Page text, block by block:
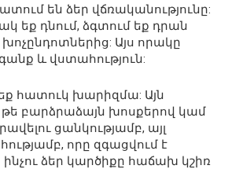
են ձեր վճռականությունը:
եք դնում, ձգտում եք դրան
Այս որակը
և վստահություն:
հատուկ խարիզմա: Այն
թե բարձրաձայն խոսքերով կամ
ցանկությամբ, այլ
որը զգացվում է
ինչու ձեր կարծիքը հաճախ կշիռ